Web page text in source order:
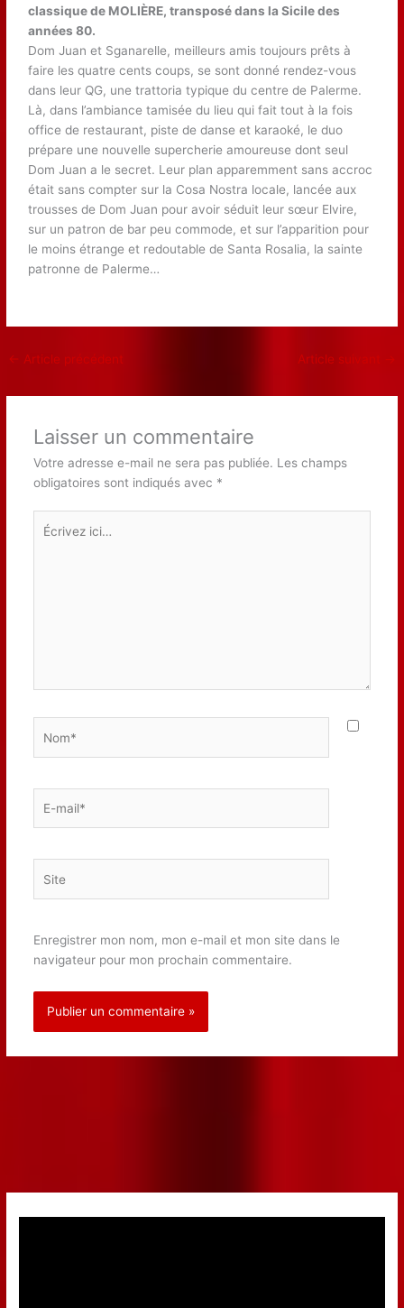
classique de MOLIÈRE, transposé dans la Sicile des
années 80.
Dom Juan et Sganarelle, meilleurs amis toujours prêts à
faire les quatre cents coups, se sont donné rendez-vous
dans leur QG, une trattoria typique du centre de Palerme.
Là, dans l’ambiance tamisée du lieu qui fait tout à la fois
office de restaurant, piste de danse et karaoké, le duo
prépare une nouvelle supercherie amoureuse dont seul
Dom Juan a le secret. Leur plan apparemment sans accroc
était sans compter sur la Cosa Nostra locale, lancée aux
trousses de Dom Juan pour avoir séduit leur sœur Elvire,
sur un patron de bar peu commode, et sur l’apparition pour
le moins étrange et redoutable de Santa Rosalia, la sainte
patronne de Palerme…
← Article précédent Article suivant
Laisser un commentaire
Votre adresse e-mail ne sera pas publiée. Les champs
obligatoires sont indiqués avec *
Écrivez
ici…
mail*
Enregistrer mon nom, mon e-mail et mon site dans le
navigateur pour mon prochain commentaire.